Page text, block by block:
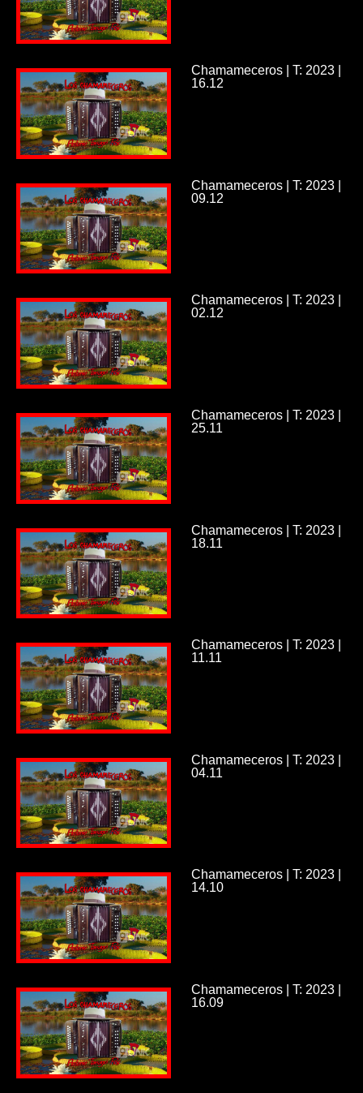
Chamameceros | T: 2023 |
16.12
Chamameceros | T: 2023 |
09.12
Chamameceros | T: 2023 |
02.12
Chamameceros | T: 2023 |
25.11
Chamameceros | T: 2023 |
18.11
Chamameceros | T: 2023 |
11.11
Chamameceros | T: 2023 |
04.11
Chamameceros | T: 2023 |
14.10
Chamameceros | T: 2023 |
16.09